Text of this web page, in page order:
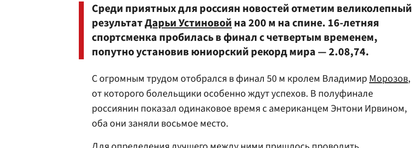
Среди приятных для россиян новостей отметим великолепный
результатДарьи Устиновойна 200 м на спине. 16-летняя
спортсменка пробилась в финал с четвертым временем,
попутно установив юниорский рекорд мира — 2.08,74.
С огромным трудом отобрался в финал 50 м кролем ВладимирМорозов,
от которого болельщики особенно ждут успехов. В полуфинале
россиянин показал одинаковое время с американцем Энтони Ирвином,
оба они заняли восьмое место.